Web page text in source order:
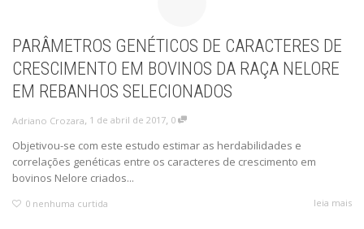
PARÂMETROS GENÉTICOS DE CARACTERES DE
CRESCIMENTO EM BOVINOS DA RAÇA NELORE
EM REBANHOS SELECIONADOS
Adriano Crozara, 1 de abril de 2017, 0
Objetivou-se com este estudo estimar as herdabilidades e
correlações genéticas entre os caracteres de crescimento em
bovinos Nelore criados...
0 nenhuma curtida leia mais